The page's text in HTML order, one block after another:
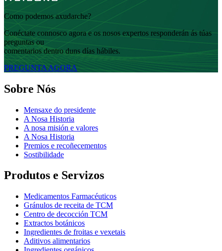
Como podemos axudarche?
Conéctate connosco agora e os nosos expertos responderán ás túas
preguntas ou
comentarios dentro duns días hábiles.
PREGUNTA AGORA
Sobre Nós
Mensaxe do presidente
A Nosa Historia
A nosa misión e valores
A Nosa Historia
Premios e recoñecementos
Sostibilidade
Produtos e Servizos
Medicamentos Farmacéuticos
Gránulos de receita de TCM
Centro de decocción TCM
Extractos botánicos
Ingredientes de froitas e vexetais
Aditivos alimentarios